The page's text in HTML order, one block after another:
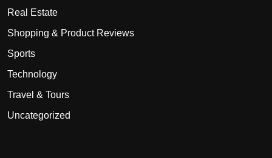
Real Estate
Shopping & Product Reviews
Sports
Technology
Travel & Tours
Uncategorized